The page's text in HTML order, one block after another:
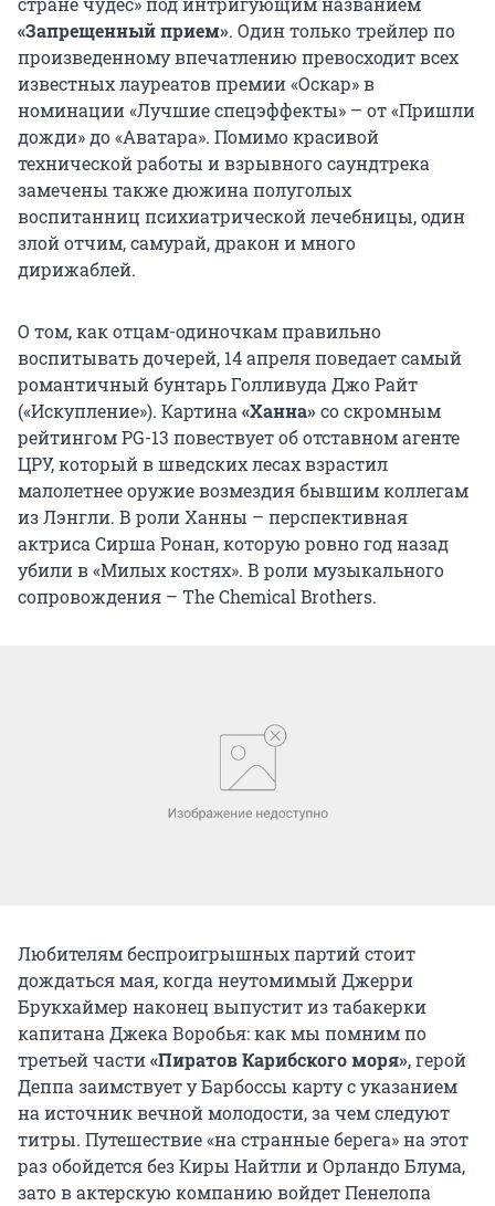
«Запрещенный прием». Один только трейлер по
произведенному впечатлению превосходит всех
известных лауреатов премии «Оскар» в
номинации «Лучшие спецэффекты» – от «Пришли
дожди» до «Аватара». Помимо красивой
технической работы и взрывного саундтрека
замечены также дюжина полуголых
воспитанниц психиатрической лечебницы, один
злой отчим, самурай, дракон и много
дирижаблей.
О том, как отцам-одиночкам правильно
воспитывать дочерей, 14 апреля поведает самый
романтичный бунтарь Голливуда Джо Райт
(«Искупление»). Картина «Ханна»со скромным
рейтингом PG-13 повествует об отставном агенте
ЦРУ, который в шведских лесах взрастил
малолетнее оружие возмездия бывшим коллегам
из Лэнгли. В роли Ханны – перспективная
актриса Сирша Ронан, которую ровно год назад
убили в «Милых костях». В роли музыкального
сопровождения – The Chemical Brothers.
Любителям беспроигрышных партий стоит
дождаться мая, когда неутомимый Джерри
Брукхаймер наконец выпустит из табакерки
капитана Джека Воробья: как мы помним по
третьей части«Пиратов Карибского моря», герой
Деппа заимствует у Барбоссы карту с указанием
на источник вечной молодости, за чем следуют
титры. Путешествие «на странные берега» на этот
раз обойдется без Киры Найтли и Орландо Блума,
зато в актерскую компанию войдет Пенелопа